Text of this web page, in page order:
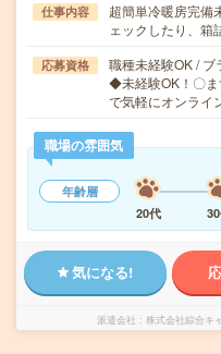
仕事内容
超簡単冷暖房完備
ェックしたり、
応募資格
職種未経験OK / ブ
◆未経験OK！〇ま
で気軽にオンラ
職場の雰囲気
年齢層
20代
気になる!
派遣会社 株式会社綜合キ